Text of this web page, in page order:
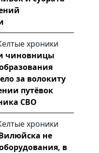
хроники
чиновницы
за волокиту
путёвок
СВО
хроники
не
в